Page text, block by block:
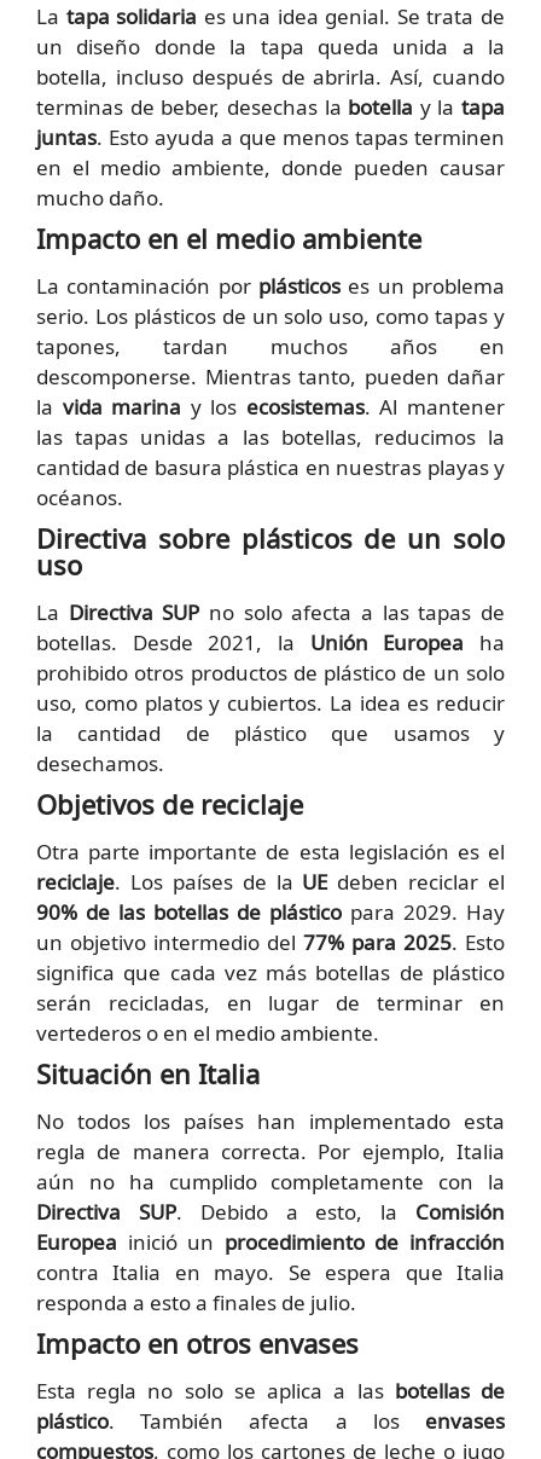
La tapa solidaria es una idea genial. Se trata de
un diseño donde la tapa queda unida a la
botella, incluso después de abrirla. Así, cuando
terminas de beber, desechas la botella y la tapa
juntas. Esto ayuda a que menos tapas terminen
en el medio ambiente, donde pueden causar
mucho daño.
Impacto en el medio ambiente
La contaminación por plásticos es un problema
serio. Los plásticos de un solo uso, como tapas y
tapones, tardan muchos años en
descomponerse. Mientras tanto, pueden dañar
la vida marina y los ecosistemas. Al mantener
las tapas unidas a las botellas, reducimos la
cantidad de basura plástica en nuestras playas y
océanos.
Directiva sobre plásticos de un solo
uso
La Directiva SUP no solo afecta a las tapas de
botellas. Desde 2021, la Unión Europea ha
prohibido otros productos de plástico de un solo
uso, como platos y cubiertos. La idea es reducir
la cantidad de plástico que usamos y
desechamos.
Objetivos de reciclaje
Otra parte importante de esta legislación es el
reciclaje. Los países de la UEdeben reciclar el
90% de las botellas de plástico para 2029. Hay
un objetivo intermedio del 77% para 2025. Esto
significa que cada vez más botellas de plástico
serán recicladas, en lugar de terminar en
vertederos o en el medio ambiente.
Situación en Italia
No todos los países han implementado esta
regla de manera correcta. Por ejemplo, Italia
aún no ha cumplido completamente con la
Directiva SUP. Debido a esto, la Comisión
Europea inició un procedimiento de infracción
contra Italia en mayo. Se espera que Italia
responda a esto a finales de julio.
Impacto en otros envases
Esta regla no solo se aplica a las botellas de
plástico. También afecta a los envases
compuestos, como los cartones de leche o jugo